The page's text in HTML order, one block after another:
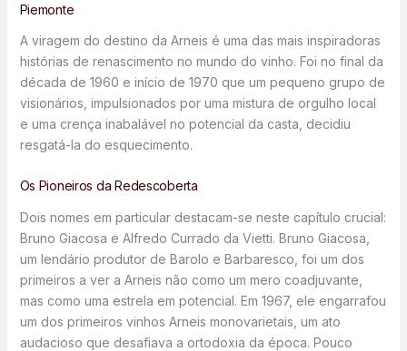
Piemonte
A viragem do destino da Arneis é uma das mais inspiradoras
histórias de renascimento no mundo do vinho. Foi no final da
década de 1960 e início de 1970 que um pequeno grupo de
visionários, impulsionados por uma mistura de orgulho local
e uma crença inabalável no potencial da casta, decidiu
resgatá-la do esquecimento.
Os Pioneiros da Redescoberta
Dois nomes em particular destacam-se neste capítulo crucial:
Bruno Giacosa e Alfredo Currado da Vietti. Bruno Giacosa,
um lendário produtor de Barolo e Barbaresco, foi um dos
primeiros a ver a Arneis não como um mero coadjuvante,
mas como uma estrela em potencial. Em 1967, ele engarrafou
um dos primeiros vinhos Arneis monovarietais, um ato
audacioso que desafiava a ortodoxia da época. Pouco